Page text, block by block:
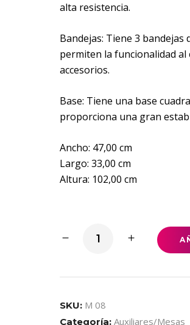
alta resistencia.
Bandejas: Tiene 3 bandejas
permiten la funcionalidad
accesorios.
Base: Tiene una base
proporciona una gran
Ancho: 47,00 cm
Largo: 33,00 cm
Altura: 102,00 cm
quantity
SKU: M 08
Categoría: Auxiliares/Mesas